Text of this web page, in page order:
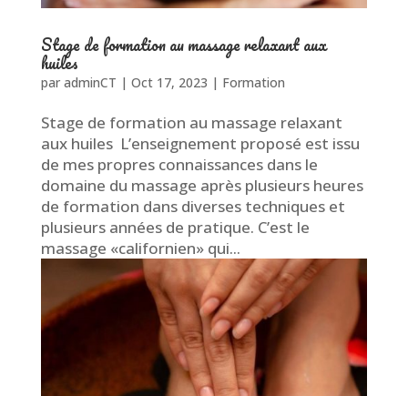
Stage de formation au massage relaxant aux
huiles
par adminCT | Oct 17, 2023 | Formation
Stage de formation au massage relaxant
aux huiles L’enseignement proposé est issu
de mes propres connaissances dans le
domaine du massage après plusieurs heures
de formation dans diverses techniques et
plusieurs années de pratique. C’est le
massage «californien» qui...